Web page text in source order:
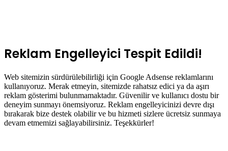
Reklam Engelleyici Tespit Edildi!
Web sitemizin sürdürülebilirliği için Google Adsense reklamlarını
kullanıyoruz. Merak etmeyin, sitemizde rahatsız edici ya da aşırı
reklam gösterimi bulunmamaktadır. Güvenilir ve kullanıcı dostu bir
deneyim sunmayı önemsiyoruz. Reklam engelleyicinizi devre dışı
bırakarak bize destek olabilir ve bu hizmeti sizlere ücretsiz sunmaya
devam etmemizi sağlayabilirsiniz. Teşekkürler!